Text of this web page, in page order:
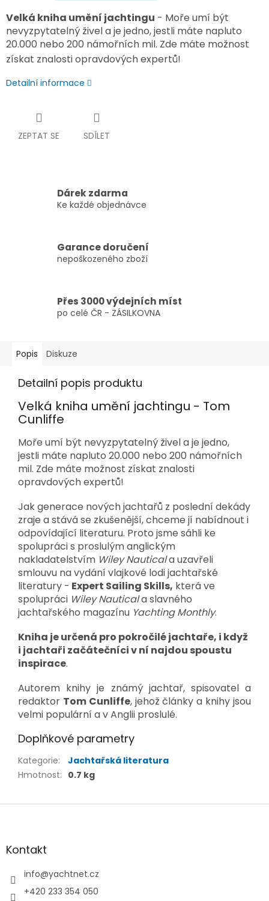
Velká kniha umění jachtingu - Moře umí být
nevyzpytatelný živel a je jedno, jestli máte napluto
20.000 nebo 200 námořních mil. Zde máte možnost
získat znalosti opravdových expertů!
Detailní informace
ZEPTAT SE SDÍLET
Dárek zdarma
Ke každé objednávce
Garance doručení
nepoškozeného zboží
Přes 3000 výdejních míst
po celé ČR - ZÁSILKOVNA
Popis Diskuze
Detailní popis produktu
Velká kniha umění jachtingu - Tom
Cunliffe
Moře umí být nevyzpytatelný živel a je jedno,
jestli máte napluto 20.000 nebo 200 námořních
mil. Zde máte možnost získat znalosti
opravdových expertů!
Jak generace nových jachtařů z poslední dekády
zraje a stává se zkušenější, chceme jí nabídnout i
odpovídající literaturu. Proto jsme sáhli ke
spolupráci s proslulým anglickým
nakladatelstvím Wiley Nauticala uzavřeli
smlouvu na vydání vlajkové lodi jachtařské
literatury - Expert Sailing Skills, která ve
spolupráci Wiley Nauticala slavného
jachtařského magazínu Yachting Monthly.
Kniha je určená pro pokročilé jachtaře, i když
i jachtaři začátečníci v ní najdou spoustu
inspirace.
Autorem knihy je známý jachtař, spisovatel a
redaktor Tom Cunliffe, jehož články a knihy jsou
velmi populární a v Anglii proslulé.
Doplňkové parametry
Kategorie:
Jachtařská literatura
Hmotnost: 0.7 kg
Z
aKontakt
info@yachtnet.cz
+420 233 354 050